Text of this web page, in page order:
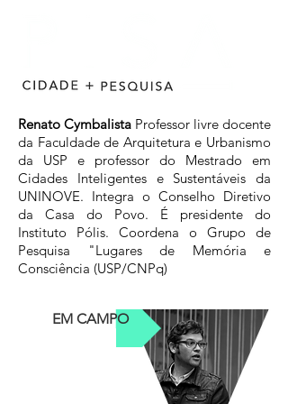
EM CAMPO
Renato Cymbalista Professor livre docente
da Faculdade de Arquitetura e Urbanismo
da USP e professor do Mestrado em
Cidades Inteligentes e Sustentáveis da
UNINOVE. Integra o Conselho Diretivo
da Casa do Povo. É presidente do
Instituto Pólis. Coordena o Grupo de
Pesquisa "Lugares de Memória e
Consciência (USP/CNPq)